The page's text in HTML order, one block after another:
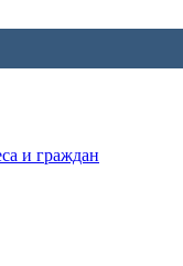
и граждан